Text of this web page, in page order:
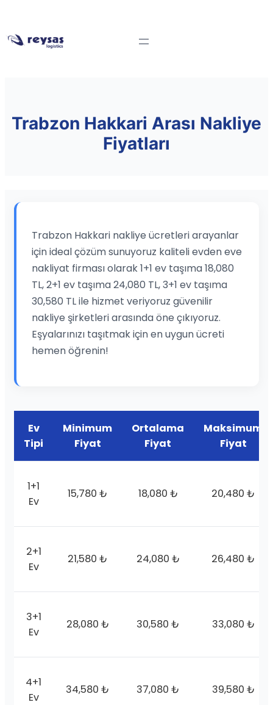
Trabzon Hakkari Arası Nakliye
Fiyatları
Trabzon Hakkari nakliye ücretleri arayanlar
için ideal çözüm sunuyoruz kaliteli evden eve
nakliyat firması olarak 1+1 ev taşıma 18,080
TL, 2+1 ev taşıma 24,080 TL, 3+1 ev taşıma
30,580 TL ile hizmet veriyoruz güvenilir
nakliye şirketleri arasında öne çıkıyoruz.
Eşyalarınızı taşıtmak için en uygun ücreti
hemen öğrenin!
Ev
Tipi
Minimum
Fiyat
Ortalama
Fiyat
Maksimum
Fiyat
1+1
Ev
15,780 ₺ 18,080 ₺ 20,480 ₺
2+1
Ev
21,580 ₺ 24,080 ₺ 26,480 ₺
3+1
Ev
28,080 ₺ 30,580 ₺ 33,080 ₺
4+1
Ev
34,580 ₺ 37,080 ₺ 39,580 ₺